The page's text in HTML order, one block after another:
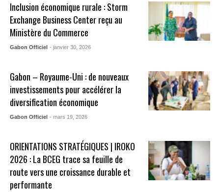
Inclusion économique rurale : Storm
Exchange Business Center reçu au
Ministère du Commerce
Gabon Officiel - janvier 30, 2026
Gabon – Royaume-Uni : de nouveaux
investissements pour accélérer la
diversification économique
Gabon Officiel - mars 19, 2026
ORIENTATIONS STRATÉGIQUES | IROKO
2026 : La BCEG trace sa feuille de
route vers une croissance durable et
performante